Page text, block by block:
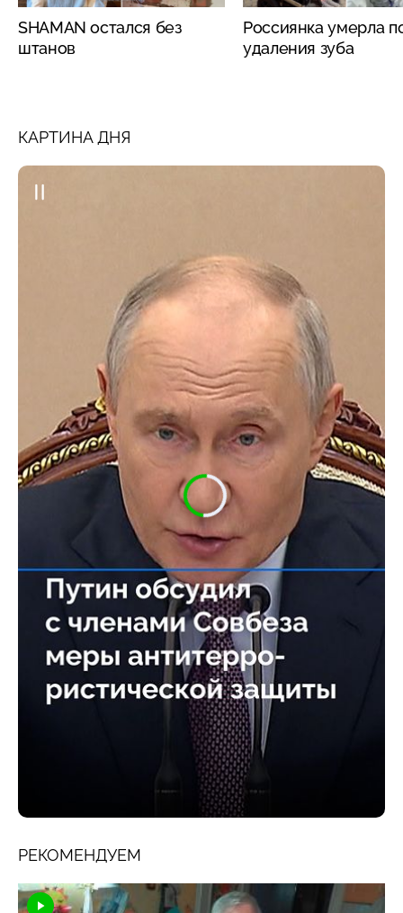
SHAMAN остался без
штанов
Россиянка умерла
удаления зуба
КАРТИНА ДНЯ
РЕКОМЕНДУЕМ